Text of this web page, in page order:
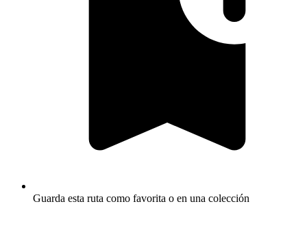
Guarda esta ruta como favorita o en una colección